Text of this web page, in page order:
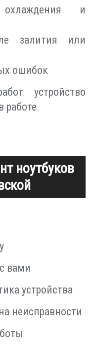
и
залития или
ошибок
устройство
работе.
ноутбуков
вами
устройства
неисправности